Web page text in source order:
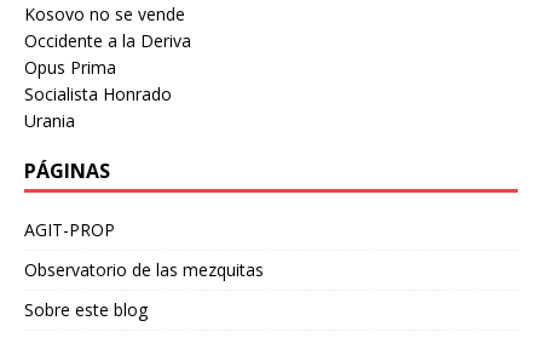
Kosovo no se vende
Occidente a la Deriva
Opus Prima
Socialista Honrado
Urania
PÁGINAS
AGIT-PROP
Observatorio de las mezquitas
Sobre este blog